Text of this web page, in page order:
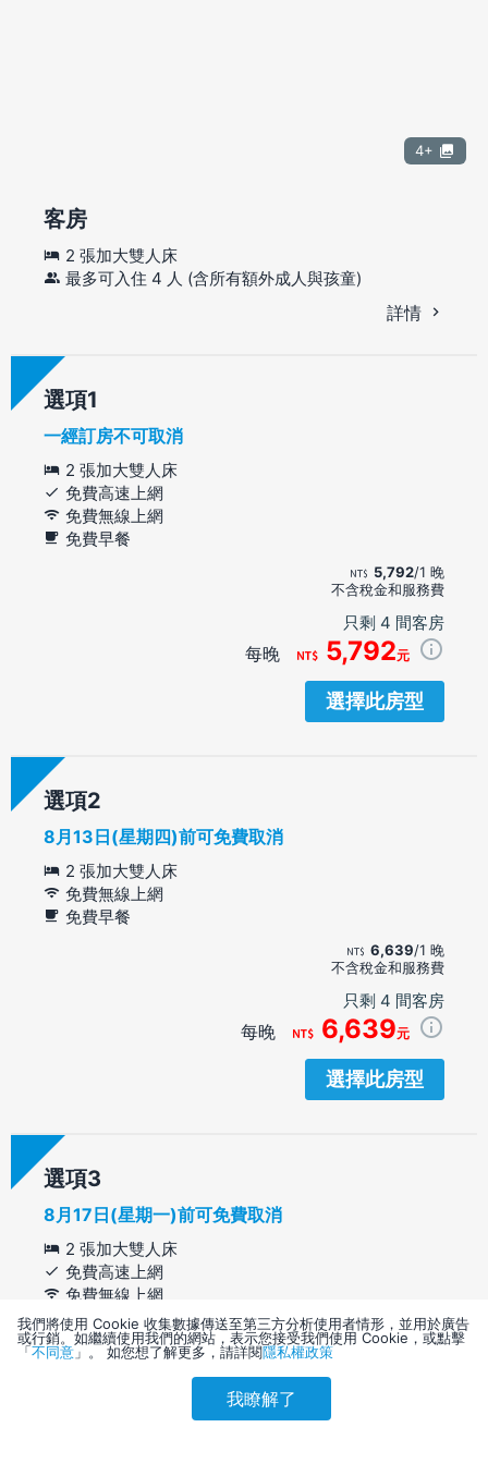
4+
客房
2 張加大雙人床
最多可入住 4 人 (含所有額外成人與孩童)
詳情
選項
一經訂房不可取消
2 張加大雙人床
免費高速上網
免費無線上網
免費早餐
5,792/1 晚
不含稅金和服務費
只剩 4 間客房
每晚 5,792元
選擇此房型
選項
8月13日(星期四)前可免費取消
2 張加大雙人床
免費無線上網
免費早餐
6,639/1 晚
不含稅金和服務費
只剩 4 間客房
每晚 6,639元
選擇此房型
選項
8月17日(星期一)前可免費取消
2 張加大雙人床
免費高速上網
免費無線上網
免費早餐
/1 晚
7,063
刷卡優惠 會員訂購
我們將使用 Cookie 收集數據傳送至第三方分析使用者情形，並用於廣告
或行銷。如繼續使用我們的網站，表示您接受我們使用 Cookie，或點擊
「不同意 」。 如您想了解更多，請詳閱隱私權政策
我瞭解了